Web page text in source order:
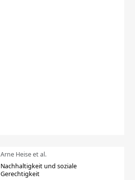
Arne Heise et al.
Nachhaltigkeit und soziale
Gerechtigkeit